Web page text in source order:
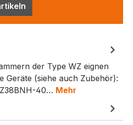
der Type WZ eignen
Geräte (siehe auch Zubehör):
40… Mehr